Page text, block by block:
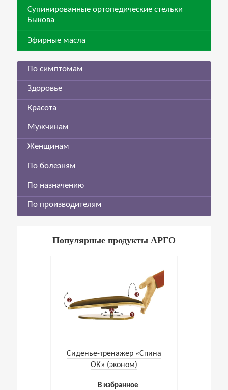
Супинированные ортопедические стельки
Быкова
Эфирные масла
По симптомам
Здоровье
Красота
Мужчинам
Женщинам
По болезням
По назначению
По производителям
Популярные продукты АРГО
Cиденье-тренажер «Спина
ОК» (эконом)
В избранное